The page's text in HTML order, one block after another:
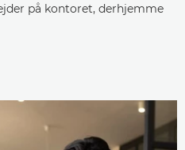
på kontoret, derhjemme